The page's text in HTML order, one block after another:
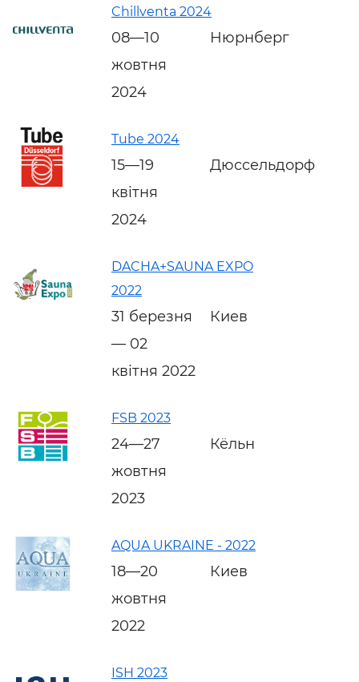
Chillventa 2024
08—10
жовтня
2024
Нюрнберг
Tube 2024
15—19
квітня
2024
Дюссельдорф
DACHA+SAUNA EXPO
2022
31 березня
— 02
квітня 2022
Киев
FSB 2023
24—27
жовтня
2023
Кёльн
AQUA UKRAINE - 2022
18—20
жовтня
2022
Киев
ISH 2023